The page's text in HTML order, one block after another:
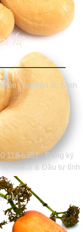
hệ
- huyện Lộc Ninh
118 6351 - Đăng ký
hoạch & Đầu tư tỉnh
PM